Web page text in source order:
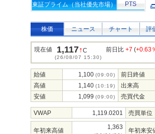
東証プライム（当社優先市場） PTS
株価 ニュース チャート 評
現在値 1,117↑C
(26/08/07 15:30)
前日比 +7 (+0.63
始値 1,100 (09:00)
前日終値
高値
1,140 (10:19)
出来高
安値
1,099 (09:00) 売買代金
VWAP 1,119.0201 売買単位
年初来高値 1,363 年初来安